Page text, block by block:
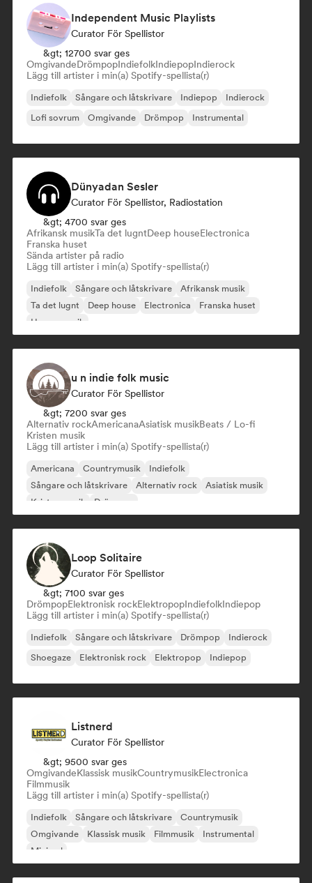
Independent Music Playlists
Curator För Spellistor
&gt; 12700 svar ges
OmgivandeDrömpopIndiefolkIndiepopIndierock
Lägg till artister i min(a) Spotify-spellista(r)
Indiefolk Sångare och låtskrivare Indiepop
Indierock
Lofi sovrum
Omgivande Drömpop Instrumental
Dünyadan Sesler
Curator För Spellistor, Radiostation
&gt; 4700 svar ges
Afrikansk musikTa det lugntDeep houseElectronica
Franska huset
Sända artister på radio
Lägg till artister i min(a) Spotify-spellista(r)
Indiefolk Sångare och låtskrivare
Afrikansk musik
Ta det lugnt
Deep house Electronica
Franska huset
House-musik
u n indie folk music
Curator För Spellistor
&gt; 7200 svar ges
Alternativ rockAmericanaAsiatisk musikBeats / Lo-fi
Kristen musik
Lägg till artister i min(a) Spotify-spellista(r)
Americana Countrymusik
Indiefolk
Sångare och låtskrivare
Alternativ rock
Asiatisk musik
Kristen musik
Drömpop
Loop Solitaire
Curator För Spellistor
&gt; 7100 svar ges
DrömpopElektronisk rockElektropopIndiefolkIndiepop
Lägg till artister i min(a) Spotify-spellista(r)
Indiefolk Sångare och låtskrivare Drömpop
Indierock
Shoegaze
Elektronisk rock Elektropop Indiepop
Listnerd
Curator För Spellistor
&gt; 9500 svar ges
OmgivandeKlassisk musikCountrymusikElectronica
Filmmusik
Lägg till artister i min(a) Spotify-spellista(r)
Indiefolk Sångare och låtskrivare
Countrymusik
Omgivande
Klassisk musik Filmmusik
Instrumental
Minimal